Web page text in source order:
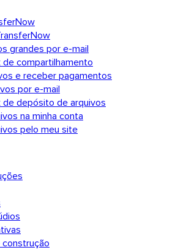
grandes por e-mail
compartilhamento
e receber pagamentos
por e-mail
de depósito de arquivos
na minha conta
pelo meu site